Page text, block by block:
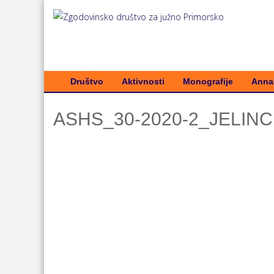
Društvo Aktivnosti Monografije
ASHS_30-2020-